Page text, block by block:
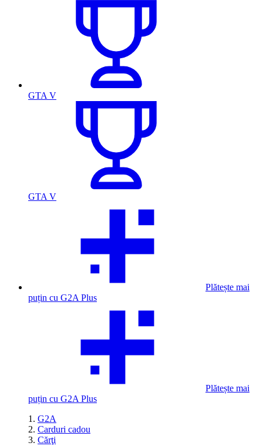
GTA V
GTA V
Plătește mai
puțin cu G2A Plus
Plătește mai
puțin cu G2A Plus
G2A
Carduri cadou
Cărţi